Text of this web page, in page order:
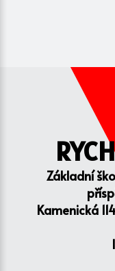
Základní
Kamenická